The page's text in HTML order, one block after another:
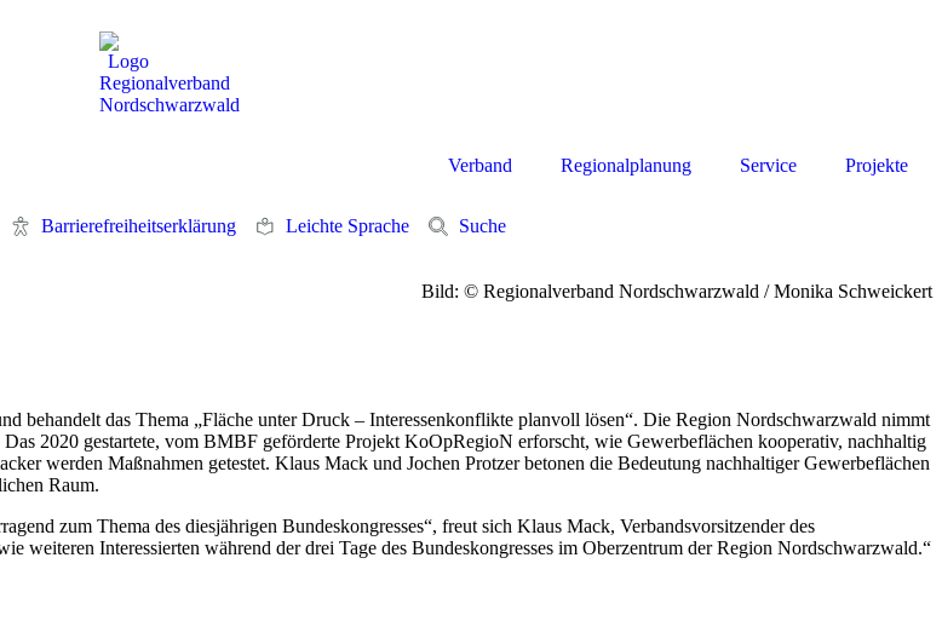
Verband Regionalplanung Service Projekte
Barrierefreiheitserklärung Leichte Sprache Suche
Bild: © Regionalverband Nordschwarzwald / Monika Schweickert
behandelt das Thema „Fläche unter Druck – Interessenkonflikte planvoll lösen“. Die Region Nordschwarzwald nimmt
2020 gestartete, vom BMBF geförderte Projekt KoOpRegioN erforscht, wie Gewerbeflächen kooperativ, nachhaltig
werden Maßnahmen getestet. Klaus Mack und Jochen Protzer betonen die Bedeutung nachhaltiger Gewerbeflächen
Raum.
zum Thema des diesjährigen Bundeskongresses“, freut sich Klaus Mack, Verbandsvorsitzender des
weiteren Interessierten während der drei Tage des Bundeskongresses im Oberzentrum der Region Nordschwarzwald.“